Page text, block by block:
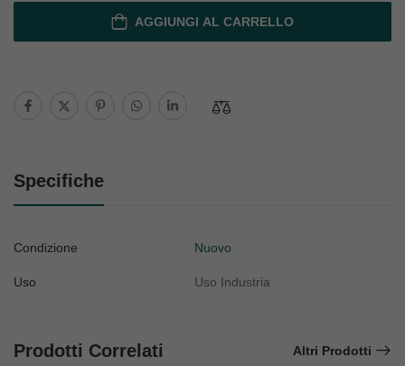
AGGIUNGI AL CARRELLO
Specifiche
Condizione Nuovo
Uso Uso Industria
Prodotti Correlati Altri Prodotti